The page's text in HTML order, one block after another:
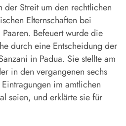
der Streit um den rechtlichen
Elternschaften bei
Befeuert wurde die
durch eine Entscheidung der
in Padua. Sie stellte am
in den vergangenen sechs
im amtlichen
seien, und erklärte sie für